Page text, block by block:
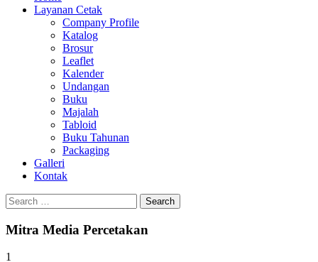
Layanan Cetak
Company Profile
Katalog
Brosur
Leaflet
Kalender
Undangan
Buku
Majalah
Tabloid
Buku Tahunan
Packaging
Galleri
Kontak
Search
for:
Mitra Media Percetakan
1